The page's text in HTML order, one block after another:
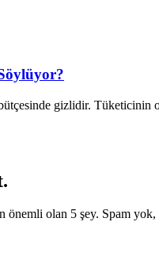
gizlidir. Tüketicinin
önemli olan 5 şey. Spam